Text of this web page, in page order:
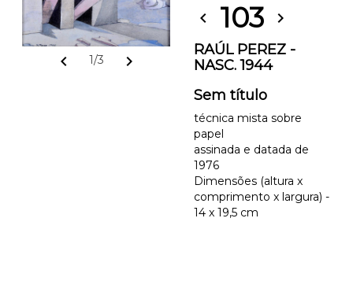
chevron_left 1/3 chevron_right
chevron_left 103 chevron_right
RAÚL PEREZ -
NASC. 1944
Sem título
técnica mista sobre
papel
assinada e datada de
1976
Dimensões (altura x
comprimento x largura) -
14 x 19,5 cm